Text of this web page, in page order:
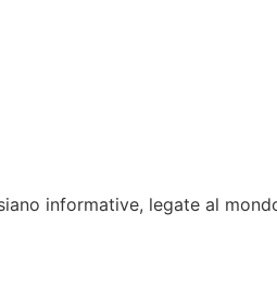
informative, legate al